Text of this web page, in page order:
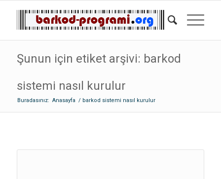
Şunun için etiket arşivi: barkod
sistemi nasıl kurulur
Buradasınız: Anasayfa / barkod sistemi nasıl kurulur